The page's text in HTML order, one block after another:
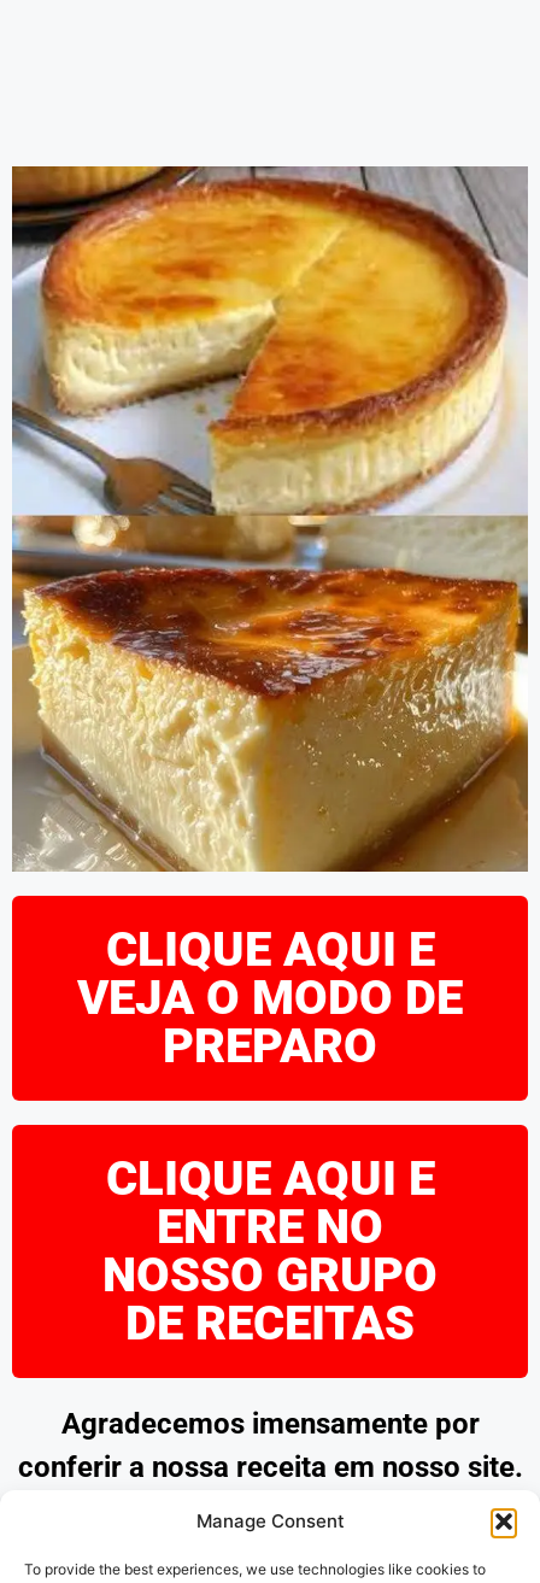
Manage Consent
To provide the best experiences, we use technologies like cookies to
CLIQUE AQUI E
VEJA O MODO DE
PREPARO
CLIQUE AQUI E
ENTRE NO
NOSSO GRUPO
DE RECEITAS
Agradecemos imensamente por
conferir a nossa receita em nosso site.
Esperamos que tenha encontrado